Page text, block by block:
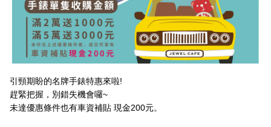
引頸期盼的名牌手錶特惠來啦!
趕緊把握，別錯失機會囉~
未達優惠條件也有車資補貼 現金200元。